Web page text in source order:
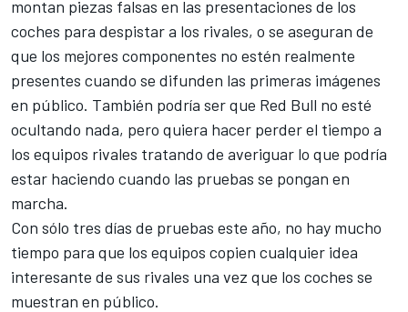
montan piezas falsas en las presentaciones de los
coches para despistar a los rivales, o se aseguran de
que los mejores componentes no estén realmente
presentes cuando se difunden las primeras imágenes
en público. También podría ser que Red Bull no esté
ocultando nada, pero quiera hacer perder el tiempo a
los equipos rivales tratando de averiguar lo que podría
estar haciendo cuando las pruebas se pongan en
marcha.
Con sólo tres días de pruebas este año, no hay mucho
tiempo para que los equipos copien cualquier idea
interesante de sus rivales una vez que los coches se
muestran en público.